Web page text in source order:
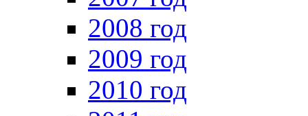
2008 год
2009 год
2010 год